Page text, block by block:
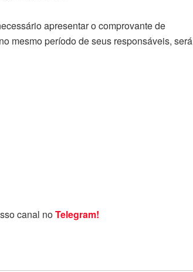
apresentar o comprovante de
mesmo período de seus responsáveis, será
canal noTelegram!